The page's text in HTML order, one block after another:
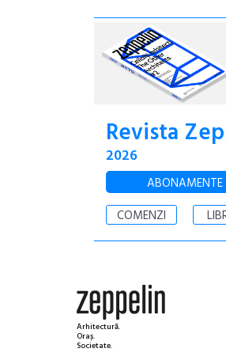
Revista
2026
ABONAMENTE
COMENZI
Arhitectură.
Oraș.
Societate.